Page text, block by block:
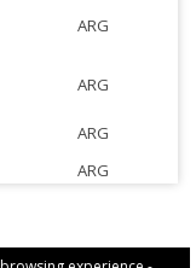
ARG
ARG
ARG
ARG